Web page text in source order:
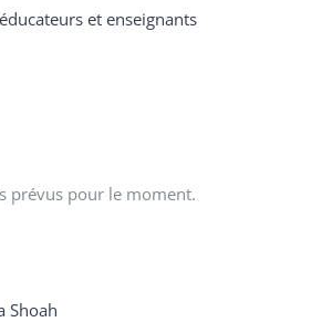
et enseignants
prévus pour le moment.
Shoah